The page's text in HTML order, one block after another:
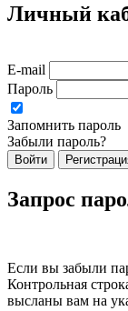
Личный
E-mail
Пароль
Запомнить пароль
Забыли пароль?
Войти
Запрос
Если вы забыли
Контрольная
высланы вам на